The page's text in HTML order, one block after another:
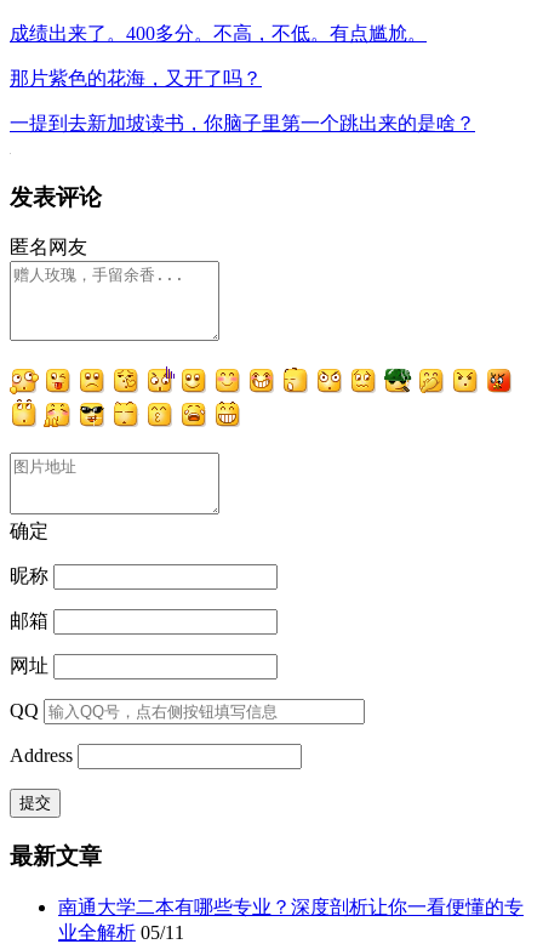
成绩出来了。400多分。不高，不低。有点尴尬。
那片紫色的花海，又开了吗？
一提到去新加坡读书，你脑子里第一个跳出来的是啥？
发表评论
匿名网友
确定
昵称
邮箱
网址
QQ
Address
最新文章
南通大学二本有哪些专业？深度剖析让你一看便懂的专
业全解析 05/11